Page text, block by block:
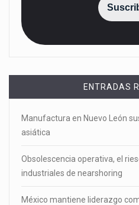
ENTRADAS
Manufactura en Nuevo León
asiática
Obsolescencia operativa, el
industriales de nearshoring
México mantiene liderazgo